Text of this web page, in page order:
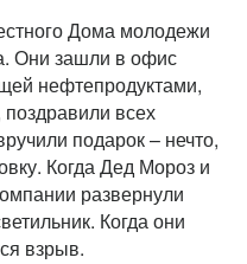
Дома молодежи
Они зашли в офис
нефтепродуктами,
поздравили всех
подарок – нечто,
Когда Дед Мороз и
развернули
Когда они
взрыв.